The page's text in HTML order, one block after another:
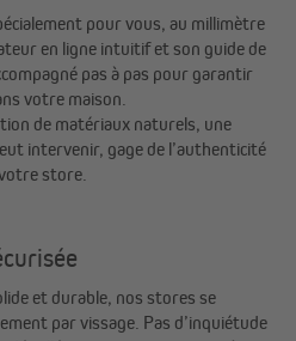
pour vous, au millimètre
en ligne intuitif et son guide de
pas à pas pour garantir
votre maison.
de matériaux naturels, une
intervenir, gage de l’authenticité
store.
et durable, nos stores se
par vissage. Pas d’inquiétude